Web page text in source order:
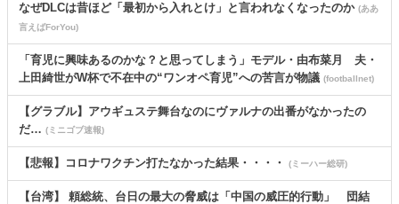
なぜDLCは昔ほど「最初から入れとけ」と言われなくなったのか (ああ
言えばForYou)
「育児に興味あるのかな？と思ってしまう」モデル・由布菜月 夫・
上田綺世がW杯で不在中の“ワンオペ育児”への苦言が物議 (footballnet)
【グラブル】アウギュステ舞台なのにヴァルナの出番がなかったの
だ… (ミニゴブ速報)
【悲報】コロナワクチン打たなかった結果・・・・ (ミーハー総研)
【台湾】 頼総統、台日の最大の脅威は「中国の威圧的行動」 団結